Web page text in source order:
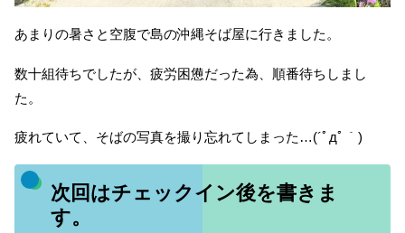
あまりの暑さと空腹で島の沖縄そば屋に行きました。
数十組待ちでしたが、疲労困憊だった為、順番待ちしまし
た。
疲れていて、そばの写真を撮り忘れてしまった…(´ﾟдﾟ｀)
次回はチェックイン後を書きま
す。